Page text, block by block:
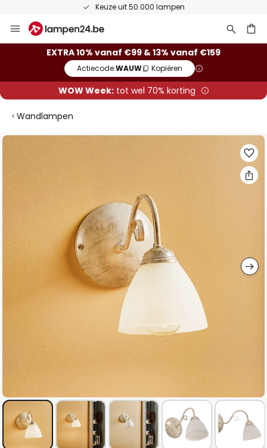
Keuze uit 50.000 lampen
naar
EXTRA 10% vanaf €99 & 13% vanaf €159
Actiecode:WAUW Kopiëren
WOW Week:tot wel 70% korting
Wandlampen
Ga
naar
het
einde
van
de
afbeeldingen-
gallerij